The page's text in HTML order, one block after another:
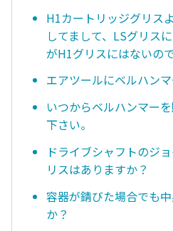
H1カートリッジグリス
してまして、LSグリス
がH1グリスにはないの
エアツールにベルハン
いつからベルハンマー
下さい。
ドライブシャフトのジ
リスはありますか？
容器が錆びた場合でも
か？